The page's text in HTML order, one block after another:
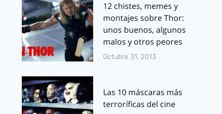
12 chistes, memes y
montajes sobre Thor:
unos buenos, algunos
malos y otros peores
Octubre 31, 2013
Las 10 máscaras más
terroríficas del cine